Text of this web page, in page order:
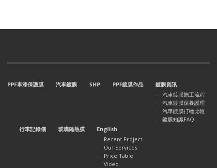
PPF車漆保護膜 汽車鍍膜 SHP PPF鍍膜作品
鍍膜資訊
汽車鍍膜施工流程
汽車鍍膜保養護理
汽車鍍膜打蠟比較
鍍膜知識FAQ
行車記錄儀
玻璃隔熱膜
English
Recent Project
Our Services
Price Table
Video